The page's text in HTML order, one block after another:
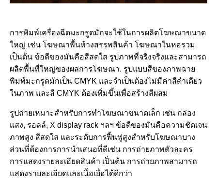
การพิมพ์เครื่องฉีดมะกรูดมักจะใช้ในการผลิตโฆษณาขนาด
ใหญ่ เช่น โฆษณาพื้นห้างสรรพสินค้า โฆษณาในหอรวม
เป็นต้น ข้อดีของมันคือสีสดใส รูปภาพที่จริงจริงและสามารถ
ผลิตพื้นที่ใหญ่ของผลการโฆษณา. รูปแบบสีของภาพฉาย
พิมพ์มะกรูดมักเป็น CMYK และจําเป็นต้องไม่มีค่าสีดําเดียว
ในภาพ และสี CMYK ต้องเพิ่มขึ้นเพื่อสร้างสีผสม
รูปถ่ายเหมาะสําหรับการทําโฆษณาขนาดเล็ก เช่น กล่อง
แสง, รอลล์, X display rack ฯลฯ ข้อดีของมันคือความชัดเจน
ภาพสูง สีสดใส และระดับการฟื้นฟูสูงสําหรับโฆษณาบาง
ส่วนที่ต้องการการนําเสนอที่ดีเช่น การถ่ายภาพตัวละคร
การแสดงรายละเอียดสินค้า เป็นต้น การถ่ายภาพสามารถ
แสดงรายละเอียดและเนื้อเยื่อได้ดีกว่า